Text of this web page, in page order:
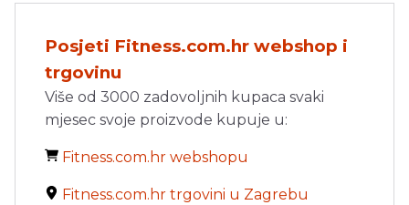
Posjeti Fitness.com.hr webshop i
trgovinu
Više od 3000 zadovoljnih kupaca svaki
mjesec svoje proizvode kupuje u:
Fitness.com.hr webshopu
Fitness.com.hr trgovini u Zagrebu